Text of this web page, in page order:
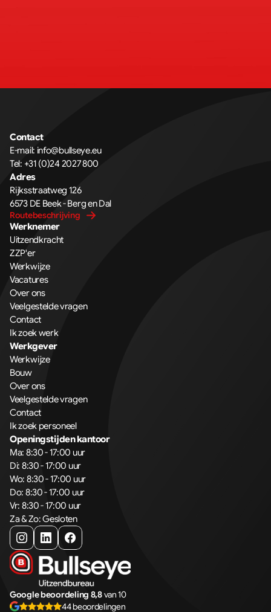
Contact
E-mail: info@bullseye.eu
Tel: +31 (0)24 2027 800
Adres
Rijksstraatweg 126
6573 DE Beek - Berg en Dal
Routebeschrijving
Werknemer
Uitzendkracht
ZZP'er
Werkwijze
Vacatures
Over ons
Veelgestelde vragen
Contact
Ik zoek werk
Werkgever
Werkwijze
Bouw
Over ons
Veelgestelde vragen
Contact
Ik zoek personeel
Openingstijden kantoor
Ma: 8:30 - 17:00 uur
Di: 8:30 - 17:00 uur
Wo: 8:30 - 17:00 uur
Do: 8:30 - 17:00 uur
Vr: 8:30 - 17:00 uur
Za & Zo: Gesloten
Google beoordeling 8,8van 10
44 beoordelingen